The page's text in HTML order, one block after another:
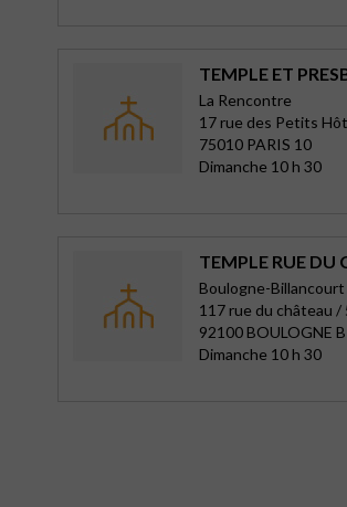
TEMPLE ET
La Rencontre
17 rue des Petits
75010 PARIS 10
Dimanche 10 h 30
TEMPLE RUE DU
Boulogne-Billancourt
117 rue du château /
92100 BOULOGNE
Dimanche 10 h 30